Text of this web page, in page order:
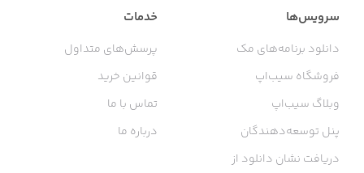
سرویس‌ها
دانلود برنامه‌های مک
فروشگاه سیب‌اپ
وبلاگ سیب‌اپ
پنل توسعه‌دهندگان
دریافت نشان دانلود از
خدمات
پرسش‌های متداول
قوانین خرید
تماس با ما
درباره ما